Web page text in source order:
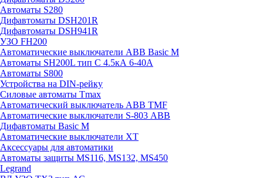
Автоматы S280
Дифавтоматы DSH201R
Дифавтоматы DSH941R
УЗО FH200
Автоматические выключатели ABB Basic M
Автоматы SH200L тип С 4.5кА 6-40А
Автоматы S800
Устройства на DIN-рейку
Силовые автоматы Tmax
Автоматический выключатель ABB TMF
Автоматические выключатели S-803 АВВ
Дифавтоматы Basic M
Автоматические выключатели XT
Аксессуары для автоматики
Автоматы защиты MS116, MS132, MS450
Legrand